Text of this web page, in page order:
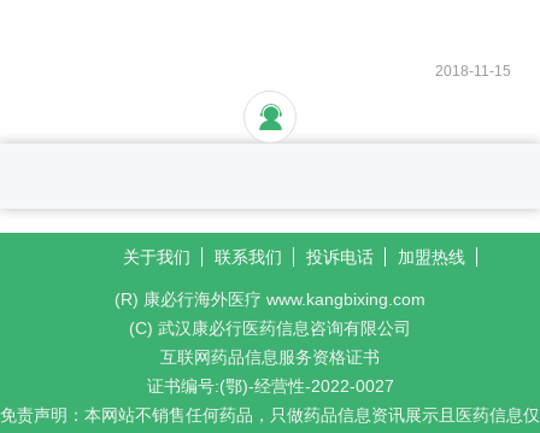
2018-11-15
关于我们 联系我们 投诉电话 加盟热线
(R) 康必行海外医疗 www.kangbixing.com
(C) 武汉康必行医药信息咨询有限公司
互联网药品信息服务资格证书
证书编号:(鄂)-经营性-2022-0027
免责声明：本网站不销售任何药品，只做药品信息资讯展示且医药信息仅